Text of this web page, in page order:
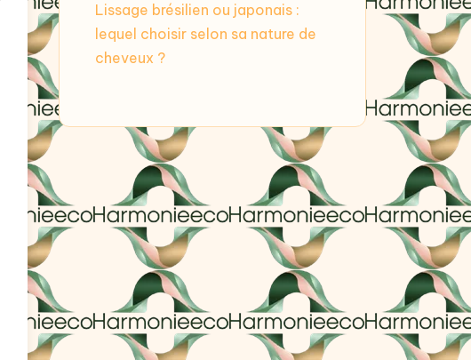
Lissage brésilien ou japonais :
lequel choisir selon sa nature de
cheveux ?